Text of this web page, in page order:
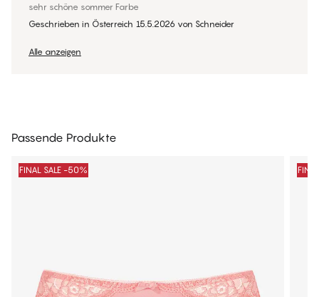
sehr schöne sommer Farbe
Geschrieben in Österreich 15.5.2026 von Schneider
Alle anzeigen
Passende Produkte
FINAL SALE -50%